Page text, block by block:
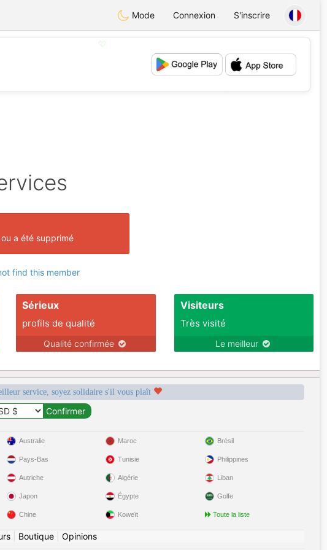
Mode Connexion S'inscrire
💕
a été supprimé
find this member
Sérieux
profils de qualité
Qualité confirmée
Visiteurs
Très visité
Le meilleur
service, soyez solidaire s'il vous plaît
Australie
Pays-Bas
Autriche
Japon
Chine
Maroc
Tunisie
Algérie
Égypte
Koweït
Brésil
Philippines
Liban
Golfe
Toute la liste
| Boutique| Opinions